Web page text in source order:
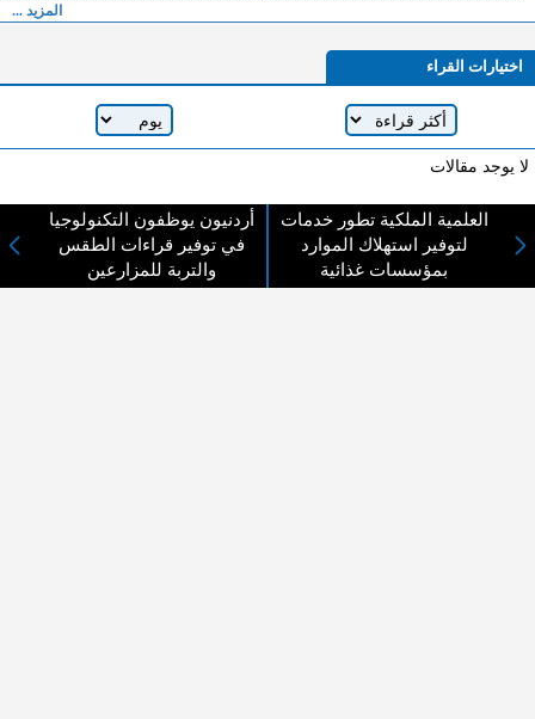
المزيد ...
اختيارات القراء
لا يوجد مقالات
العلمية الملكية تطور خدمات
لتوفير استهلاك الموارد
بمؤسسات غذائية
أردنيون يوظفون التكنولوجيا
في توفير قراءات الطقس
والتربة للمزارعين
لا مانع من الإقتباس وإعادة النشر شريط ذكر المصدر ( المدينة نيوز ) - الآراء والتعليقات
المنشورة تعبر عن رأي أصحابها فقط